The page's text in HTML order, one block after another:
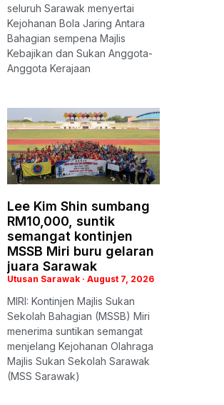
seluruh Sarawak menyertai
Kejohanan Bola Jaring Antara
Bahagian sempena Majlis
Kebajikan dan Sukan Anggota-
Anggota Kerajaan
Lee Kim Shin sumbang
RM10,000, suntik
semangat kontinjen
MSSB Miri buru gelaran
juara Sarawak
Utusan Sarawak August 7, 2026
MIRI: Kontinjen Majlis Sukan
Sekolah Bahagian (MSSB) Miri
menerima suntikan semangat
menjelang Kejohanan Olahraga
Majlis Sukan Sekolah Sarawak
(MSS Sarawak)